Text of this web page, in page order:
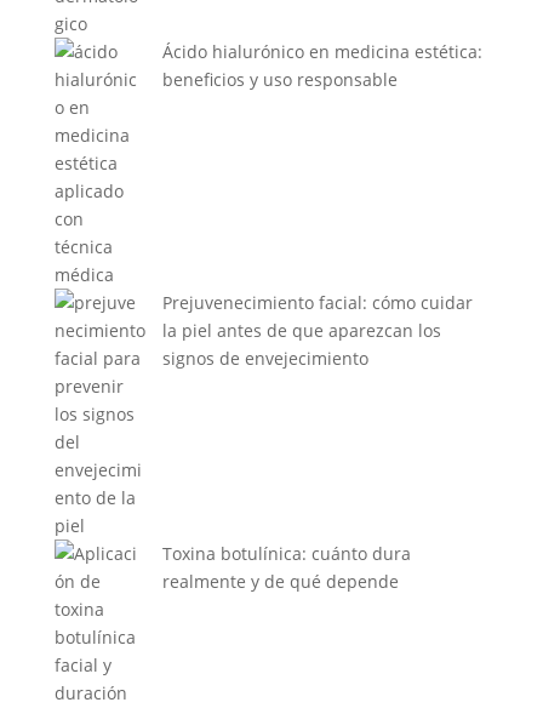
Ácido hialurónico en medicina estética:
beneficios y uso responsable
Prejuvenecimiento facial: cómo cuidar
la piel antes de que aparezcan los
signos de envejecimiento
Toxina botulínica: cuánto dura
realmente y de qué depende